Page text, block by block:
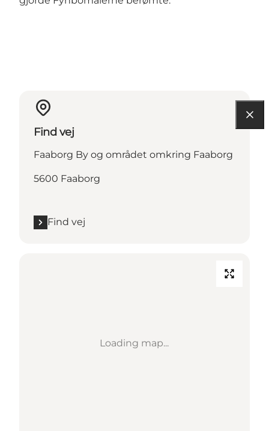
Find vej
Faaborg By og området omkring Faaborg
5600 Faaborg
Find vej
Loading map...